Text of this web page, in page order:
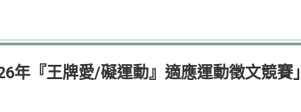
年『王牌愛/礙運動』適應運動徵文競賽」